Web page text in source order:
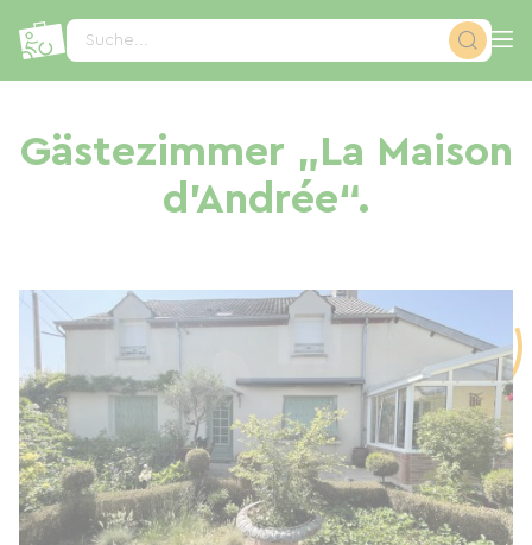
Suche...
Gästezimmer „La Maison
d'Andrée“.
Cookie-Einstellungen